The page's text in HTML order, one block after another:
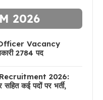
2026
Vacancy
2784 पद
2026:
कई पदों पर भर्ती,